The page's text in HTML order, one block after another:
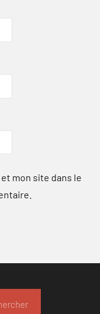
mon site dans le